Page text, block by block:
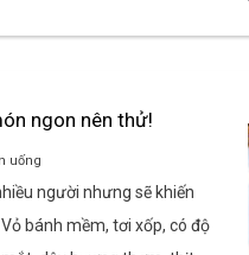
ngon nên thử!
uống
người nhưng sẽ khiến
bánh mềm, tơi xốp, có độ